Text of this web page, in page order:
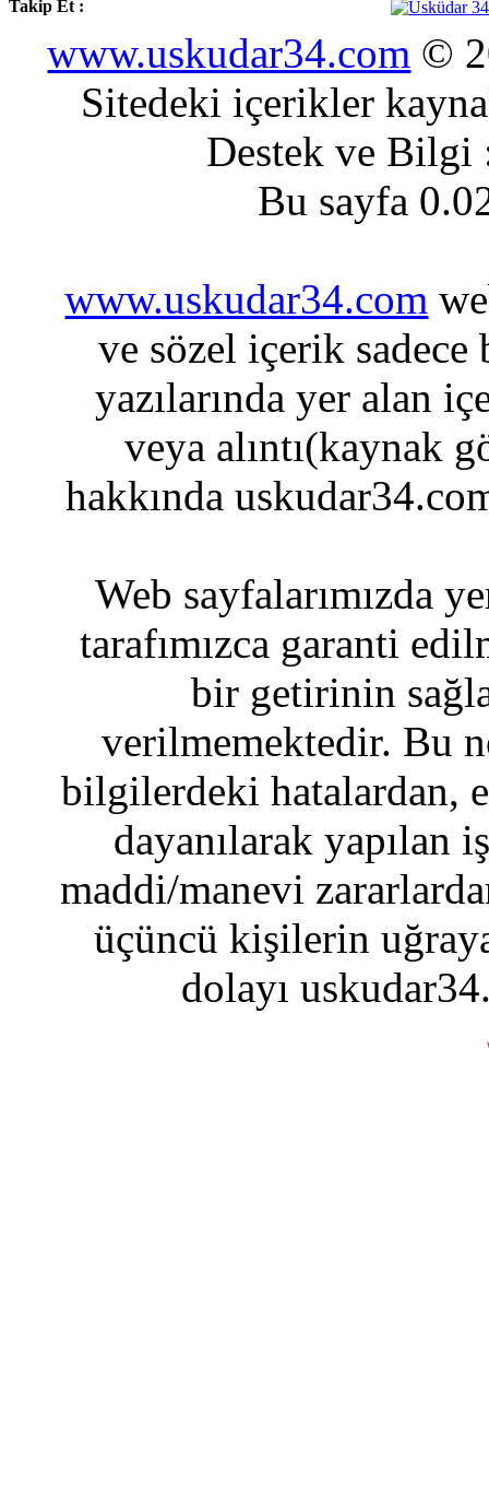
Takip Et :
www.uskudar34.com ©
Sitedeki içerikler
Destek ve
Bu sayfa
www.uskudar34.com
ve sözel içerik sadece
yazılarında yer alan
veya alıntı(kaynak
hakkında
Web sayfalarımızda
tarafımızca garanti
bir getirinin
verilmemektedir. Bu
bilgilerdeki hatalardan,
dayanılarak yapılan
maddi/manevi
üçüncü kişilerin
dolayı